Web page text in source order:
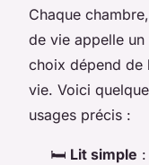
Chaque
de vie appelle
choix dépend de
vie. Voici
usages précis :
🛏️ Lit simple